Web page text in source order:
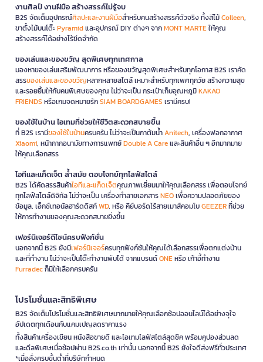
งานศิลป์ งานฝีมือ สร้างสรรค์ไม่รู้จบ
B2S จัดเต็มอุปกรณ์ศิลปะและงานฝีมือสำหรับคนสร้างสรรค์ตัวจริง ทั้งสีไม้Colleen,
ขาตั้งไม้บนโต๊ะPyramidและอุปกรณ์ DIY ต่างๆ จากMONT MARTEให้คุณ
สร้างสรรค์ได้อย่างไร้ขีดจำกัด
ของเล่นและของขวัญ สุดพิเศษทุกเทศกาล
มองหาของเล่นเสริมพัฒนาการ หรือของขวัญสุดพิเศษสำหรับทุกโอกาส B2S เราคัด
สรรของเล่นและของขวัญหลากหลายสไตล์ เหมาะสำหรับทุกเพศทุกวัย สร้างความสุข
และรอยยิ้มให้กับคนพิเศษของคุณ ไม่ว่าจะเป็น กระเป๋าเก็บอุณหภูมิKAKAO
FRIENDS หรือเกมจดหมายรักSIAM BOARDGAMES เรามีครบ!
ของใช้ในบ้าน ไอเทมที่ช่วยให้ชีวิตสะดวกสบายขึ้น
ที่ B2S เรามีของใช้ในบ้านครบครัน ไม่ว่าจะเป็นกาต้มน้ำAnitech, เครื่องฟอกอากาศ
Xiaomi, หน้ากากอนามัยทางการแพทย์Double A Careและสินค้าอื่น ๆ อีกมากมาย
ให้คุณเลือกสรร
ไอทีและแก็ดเจ็ต ล้ำสมัย ตอบโจทย์ทุกไลฟ์สไตล์
B2S ได้คัดสรรสินค้าไอทีและแก็ดเจ็ตคุณภาพเยี่ยมมาให้คุณเลือกสรร เพื่อตอบโจทย์
ทุกไลฟ์สไตล์ดิจิทัล ไม่ว่าจะเป็น เครื่องทำลายเอกสารNEOเพื่อความปลอดภัยของ
ข้อมูล, เอ็กซ์เทอนัลฮาร์ดดิสก์WD, หรือ คีย์บอร์ดไร้สายเมาส์คอมโบGEEZERที่ช่วย
ให้การทำงานของคุณสะดวกสบายยิ่งขึ้น
เฟอร์นิเจอร์ดีไซน์ครบฟังก์ชั่น
นอกจากนี้ B2S ยังมีเฟอร์นิเจอร์ครบทุกฟังก์ชันให้คุณได้เลือกสรรเพื่อตกแต่งบ้าน
และที่ทำงาน ไม่ว่าจะเป็นโต๊ะทำงานพับได้ จากแบรนด์ONEหรือ เก้าอี้ทำงาน
Furradecก็มีให้เลือกครบครัน
โปรโมชั่นและสิทธิพิเศษ
B2S จัดเต็มโปรโมชั่นและสิทธิพิเศษมากมายให้คุณเลือกช้อปออนไลน์ได้อย่างจุใจ
อัปเดตทุกเดือนกับแคมเปญลดราคาแรง
ทั้งสินค้าเครื่องเขียน หนังสือขายดี และไอเทมไลฟ์สไตล์สุดชิค พร้อมคูปองส่วนลด
และดีลพิเศษเมื่อช้อปผ่าน B2S.co.th เท่านั้น นอกจากนี้ B2S ยังใจดีส่งฟรีทั่วประเทศ
*เมื่อสั่งครบขั้นต่ำที่บริษัทกำหนด